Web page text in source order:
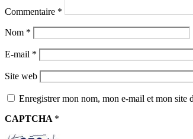
Commentaire *
Nom *
E-mail *
Site web
Enregistrer mon nom, mon e-mail et mon site
CAPTCHA *